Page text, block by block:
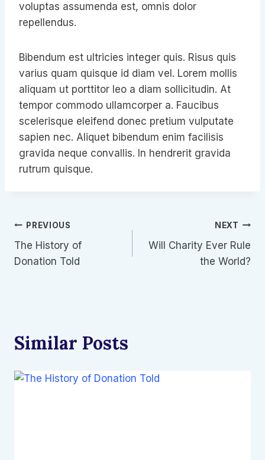
voluptas assumenda est, omnis dolor
repellendus.
Bibendum est ultricies integer quis. Risus quis
varius quam quisque id diam vel. Lorem mollis
aliquam ut porttitor leo a diam sollicitudin. At
tempor commodo ullamcorper a. Faucibus
scelerisque eleifend donec pretium vulputate
sapien nec. Aliquet bibendum enim facilisis
gravida neque convallis. In hendrerit gravida
rutrum quisque.
글
탐
PREVIOUS
The History of
Donation Told
NEXT
Will Charity Ever Rule
the World?
Similar Posts